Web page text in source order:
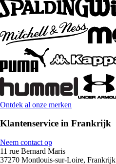
Ontdek al onze merken
Klantenservice in Frankrijk
Neem contact op
11 rue Bernard Maris
37270 Montlouis-sur-Loire, Frankrijk